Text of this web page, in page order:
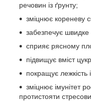
речовин із ґрунту;
зміцнює кореневу
забезпечує швидке
сприяє рясному
підвищує вміст
покращує лежкість
зміцнює імунітет
протистояти